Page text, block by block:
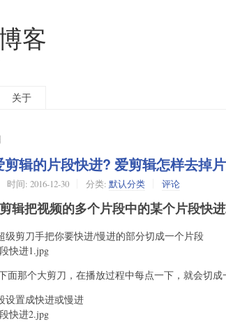
客
关于
剪辑的片段快进? 爱剪辑怎样去掉
时间: 2016-12-30 分类: 默认分类 评论
辑把视频的多个片段中的某个片段快
级剪刀手把你要快进/慢进的部分切成一个片段
面那个大剪刀，在播放过程中每点一下，就会切成
设置成快进或慢进